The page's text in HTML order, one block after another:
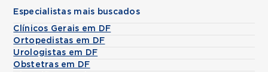
Especialistas mais buscados
Clínicos Gerais em DF
Ortopedistas em DF
Urologistas em DF
Obstetras em DF